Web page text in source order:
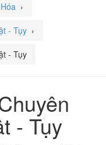
›
- Tụy ›
- Tụy
- Tụy